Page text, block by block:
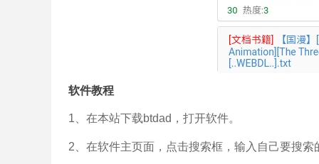
软件教程
1、在本站下载btdad，打开软件。
2、在软件主页面，点击搜索框，输入自己要搜索